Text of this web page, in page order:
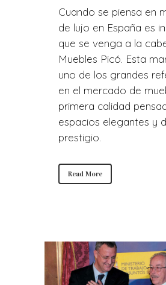
Cuando se piensa en
de lujo en España es
que se venga a la
Muebles Picó. Esta
uno de los grandes
en el mercado de
primera calidad
espacios elegantes y
prestigio.
Read More